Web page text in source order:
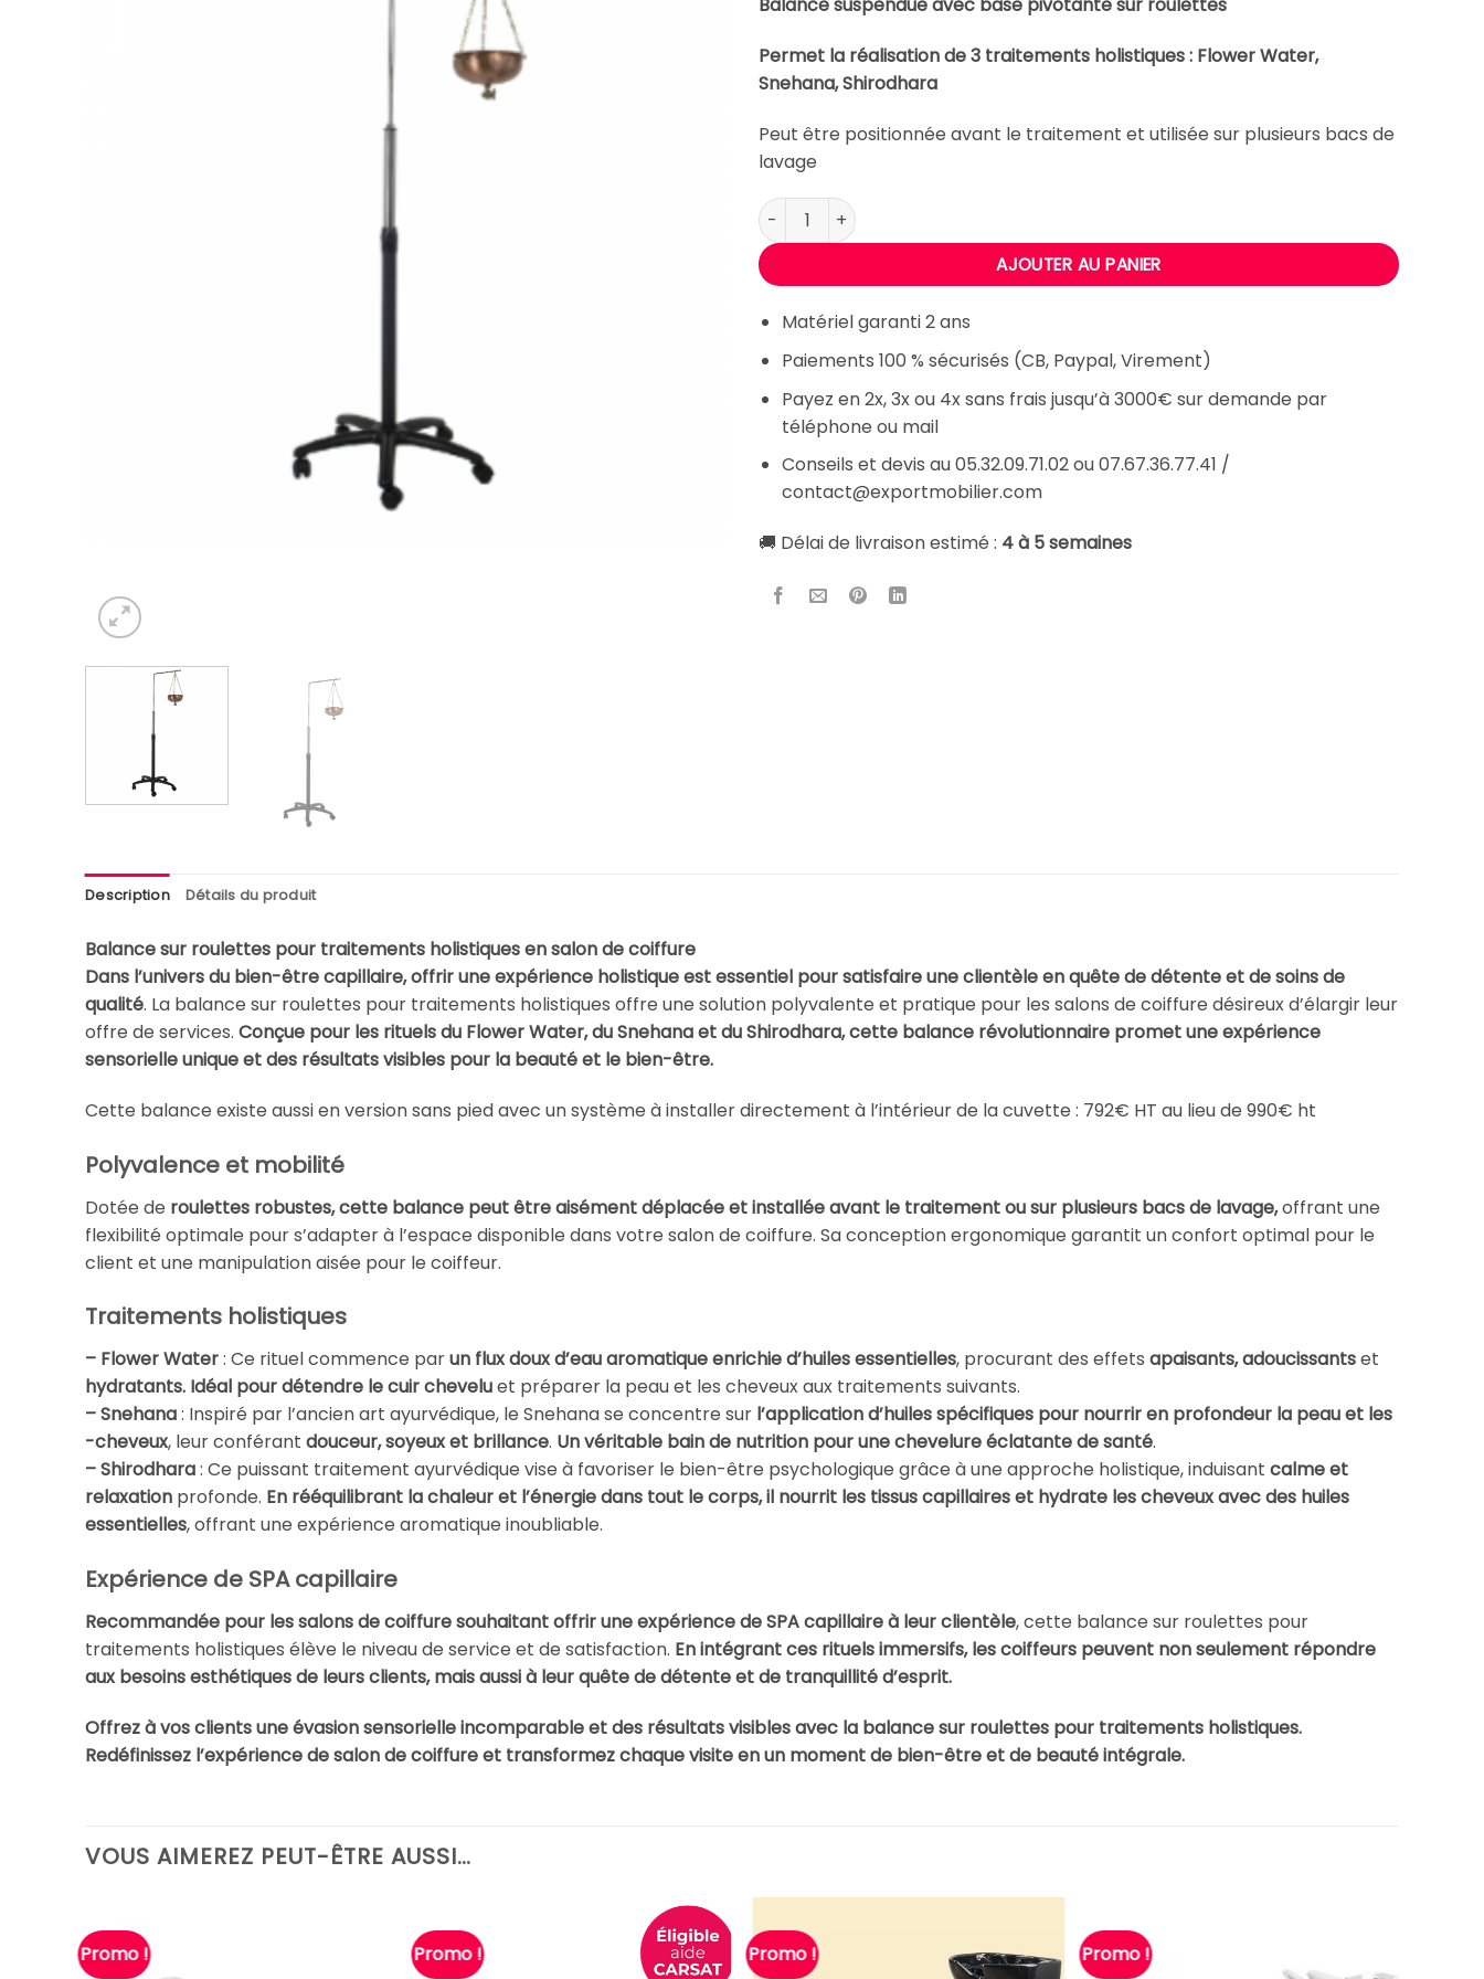
était :
990,00 €.
est :
792,00 €.
1188,00 €.950,40 €.
Permet la réalisation de 3 traitements holistiques : Flower Water,
Snehana, Shirodhara
Peut être positionnée avant le traitement et utilisée sur plusieurs bacs de
lavage
quantité de Kit Balance sur pied pour traitements holistiques HEAD SPA
AJOUTER AU PANIER
Matériel garanti 2 ans
Paiements 100 % sécurisés (CB, Paypal, Virement)
Payez en 2x, 3x ou 4x sans frais jusqu’à 3000€ sur demande par
téléphone ou mail
Conseils et devis au 05.32.09.71.02 ou 07.67.36.77.41 /
contact@exportmobilier.com
🚚 Délai de livraison estimé : 4 à 5 semaines
Description Détails du produit
Balance sur roulettes pour traitements holistiques en salon de coiffure
Dans l’univers du bien-être capillaire, offrir une expérience holistique est essentiel pour satisfaire une clientèle en quête de détente et de soins de
qualité. La balance sur roulettes pour traitements holistiques offre une solution polyvalente et pratique pour les salons de coiffure désireux d’élargir leur
offre de services. Conçue pour les rituels du Flower Water, du Snehana et du Shirodhara, cette balance révolutionnaire promet une expérience
sensorielle unique et des résultats visibles pour la beauté et le bien-être.
Cette balance existe aussi en version sans pied avec un système à installer directement à l’intérieur de la cuvette : 792€ HT au lieu de 990€ ht
Polyvalence et mobilité
Dotée de roulettes robustes,cette balance peut être aisément déplacée et installée avant le traitement ou sur plusieurs bacs de lavage,offrant une
flexibilité optimale pour s’adapter à l’espace disponible dans votre salon de coiffure. Sa conception ergonomique garantit un confort optimal pour le
client et une manipulation aisée pour le coiffeur.
Traitements holistiques
– Flower Water: Ce rituel commence parun flux doux d’eau aromatique enrichie d’huiles essentielles, procurant des effets apaisants, adoucissantset
hydratants. Idéal pour détendre le cuir cheveluet préparer la peau et les cheveux aux traitements suivants.
– Snehana: Inspiré par l’ancien art ayurvédique, le Snehana se concentre sur l’application d’huiles spécifiques pour nourrir en profondeur la peau et les
-cheveux, leur conférant douceur, soyeux et brillance. Un véritable bain de nutrition pour une chevelure éclatante de santé.
– Shirodhara: Ce puissant traitement ayurvédique vise à favoriser le bien-être psychologique grâce à une approche holistique, induisant calme et
relaxation profonde. En rééquilibrant la chaleur et l’énergie dans tout le corps, il nourrit les tissus capillaires et hydrate les cheveux avec des huiles
essentielles, offrant une expérience aromatique inoubliable.
Expérience de SPA capillaire
Recommandée pour les salons de coiffure souhaitant offrir une expérience de SPA capillaire à leur clientèle, cette balance sur roulettes pour
traitements holistiques élève le niveau de service et de satisfaction. En intégrant ces rituels immersifs, les coiffeurs peuvent non seulement répondre
aux besoins esthétiques de leurs clients, mais aussi à leur quête de détente et de tranquillité d’esprit.
Offrez à vos clients une évasion sensorielle incomparable et des résultats visibles avec la balance sur roulettes pour traitements holistiques.
Redéfinissez l’expérience de salon de coiffure et transformez chaque visite en un moment de bien-être et de beauté intégrale.
VOUS AIMEREZ PEUT-ÊTRE AUSSI…
Promo ! Promo ! Promo ! Promo !